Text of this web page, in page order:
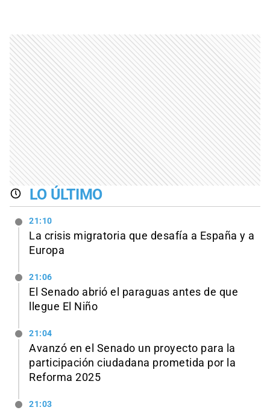
LO ÚLTIMO
21:10
La crisis migratoria que desafía a España y a
Europa
21:06
El Senado abrió el paraguas antes de que
llegue El Niño
21:04
Avanzó en el Senado un proyecto para la
participación ciudadana prometida por la
Reforma 2025
21:03